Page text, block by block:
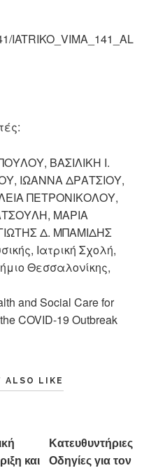
IATRIKO_VIMA_141_AL
ΒΑΣΙΛΙΚΗ Ι.
ΙΩΑΝΝΑ ΔΡΑΤΣΙΟΥ,
ΠΕΤΡΟΝΙΚΟΛΟΥ,
ΜΑΡΙΑ
Δ. ΜΠΑΜΙΔΗΣ
Ιατρική Σχολή,
Θεσσαλονίκης,
and Social Care for
COVID-19 Outbreak
ALSO LIKE
και
Κατευθυντήριες
Οδηγίες για τον